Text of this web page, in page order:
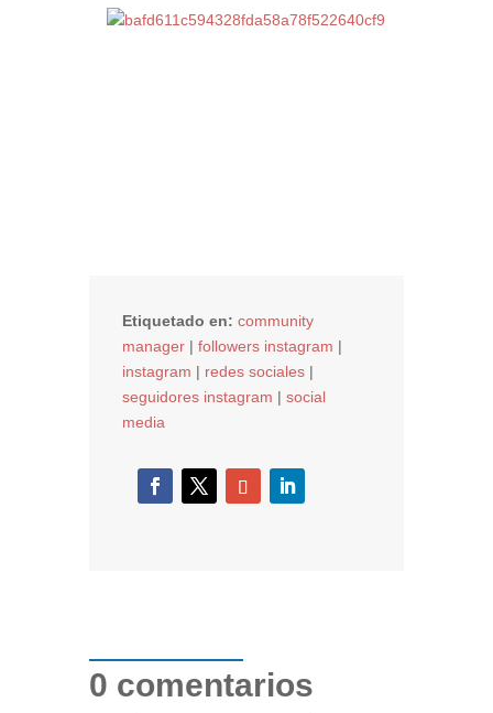
Etiquetado en: community
manager| followers instagram |
instagram | redes sociales|
seguidores instagram | social
media
0 comentarios